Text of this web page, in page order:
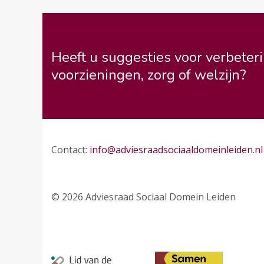
Heeft u suggesties voor
voorzieningen, zorg of welzijn?
Contact: info@adviesraadsociaaldomeinleiden.nl
© 2026 Adviesraad Sociaal Domein Leiden